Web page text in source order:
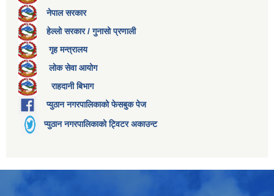
नेपाल सरकार
हेल्लो सरकार / गुनासो प्रणाली
गृह मन्त्रालय
लोक सेवा आयोग
राहदानी बिभाग
प्युठान नगरपालिकाको फेसबुक पेज
प्युठान नगरपालिकाको ट्विटर अकाउन्ट